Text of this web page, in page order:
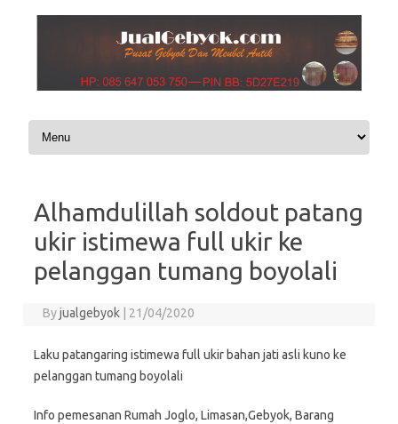
Skip to content
Alhamdulillah soldout patang
ukir istimewa full ukir ke
pelanggan tumang boyolali
Byjualgebyok 21/04/2020
Laku patangaring istimewa full ukir bahan jati asli kuno ke
pelanggan tumang boyolali
Info pemesanan Rumah Joglo, Limasan,Gebyok, Barang